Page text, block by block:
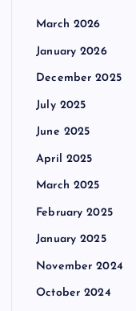
March 2026
January 2026
December 2025
July 2025
June 2025
April 2025
March 2025
February 2025
January 2025
November 2024
October 2024